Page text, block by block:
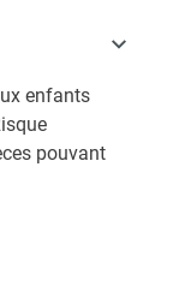
enfants
pouvant